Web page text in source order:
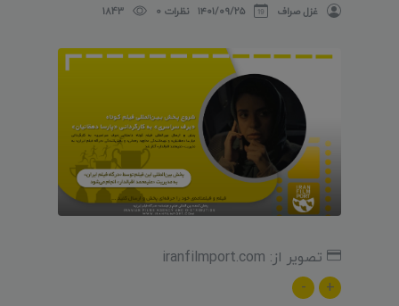
غزل صراف ۱۴۰۱/۰۹/۲۵ نظرات 0 1843
تصویر از: iranfilmport.com
+
-